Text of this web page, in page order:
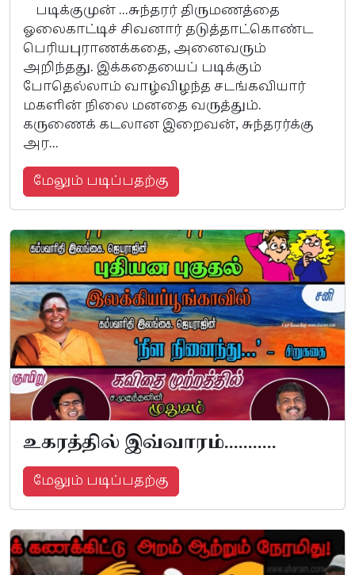
படிக்குமுன் ...சுந்தரர் திருமணத்தை
ஓலைகாட்டிச் சிவனார் தடுத்தாட்கொண்ட
பெரியபுராணக்கதை, அனைவரும்
அறிந்தது. இக்கதையைப் படிக்கும்
போதெல்லாம் வாழ்விழந்த சடங்கவியார்
மகளின் நிலை மனதை வருத்தும்.
கருணைக் கடலான இறைவன், சுந்தரர்க்கு
அர...
மேலும் படிப்பதற்கு
உகரத்தில் இவ்வாரம்...........
மேலும் படிப்பதற்கு